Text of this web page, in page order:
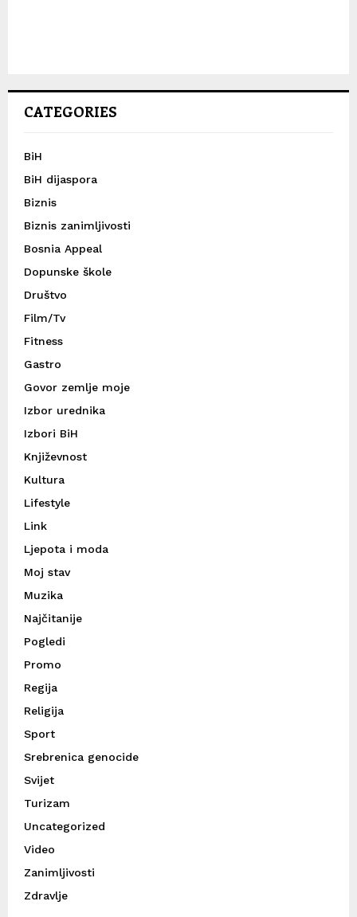
CATEGORIES
BiH
BiH dijaspora
Biznis
Biznis zanimljivosti
Bosnia Appeal
Dopunske škole
Društvo
Film/Tv
Fitness
Gastro
Govor zemlje moje
Izbor urednika
Izbori BiH
Književnost
Kultura
Lifestyle
Link
Ljepota i moda
Moj stav
Muzika
Najčitanije
Pogledi
Promo
Regija
Religija
Sport
Srebrenica genocide
Svijet
Turizam
Uncategorized
Video
Zanimljivosti
Zdravlje